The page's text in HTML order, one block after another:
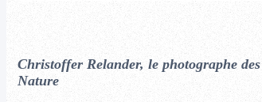
Christoffer Relander, le photographe
Nature